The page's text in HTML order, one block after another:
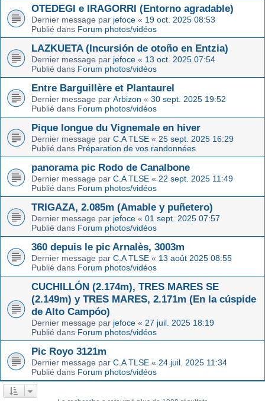
OTEDEGI e IRAGORRI (Entorno agradable)
Dernier message par jefoce « 19 oct. 2025 08:53
Publié dans Forum photos/vidéos
LAZKUETA (Incursión de otoño en Entzia)
Dernier message par jefoce « 13 oct. 2025 07:54
Publié dans Forum photos/vidéos
Entre Barguillère et Plantaurel
Dernier message par Arbizon « 30 sept. 2025 19:52
Publié dans Forum photos/vidéos
Pique longue du Vignemale en hiver
Dernier message par C.A TLSE « 25 sept. 2025 16:29
Publié dans Préparation de vos randonnées
panorama pic Rodo de Canalbone
Dernier message par C.A TLSE « 22 sept. 2025 11:49
Publié dans Forum photos/vidéos
TRIGAZA, 2.085m (Amable y puñetero)
Dernier message par jefoce « 01 sept. 2025 07:57
Publié dans Forum photos/vidéos
360 depuis le pic Arnalès, 3003m
Dernier message par C.A TLSE « 13 août 2025 08:55
Publié dans Forum photos/vidéos
CUCHILLÓN (2.174m), TRES MARES SE
(2.149m) y TRES MARES, 2.171m (En la cúspide
de Alto Campóo)
Dernier message par jefoce « 27 juil. 2025 18:19
Publié dans Forum photos/vidéos
Pic Royo 3121m
Dernier message par C.A TLSE « 24 juil. 2025 11:34
Publié dans Forum photos/vidéos